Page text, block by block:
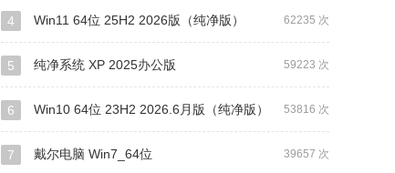
62235 次
4 Win11 64位 25H2 2026版（纯净版）
59223 次
5 纯净系统 XP 2025办公版
53816 次
6 Win10 64位 23H2 2026.6月版（纯净版）
39657 次
7 戴尔电脑 Win7_64位